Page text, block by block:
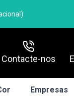
Contacte-nos
Empresas